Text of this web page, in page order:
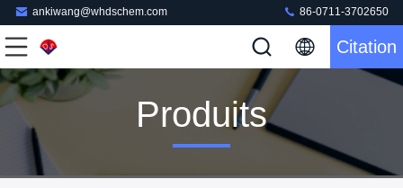
ankiwang@whdschem.com 86-0711-3702650
Citation
Produits